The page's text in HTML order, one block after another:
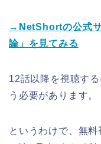
→NetShortの公式
論」を見てみる
12話以降を視聴す
う必要があります。
というわけで、無